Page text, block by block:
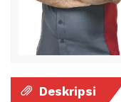
Deskripsi